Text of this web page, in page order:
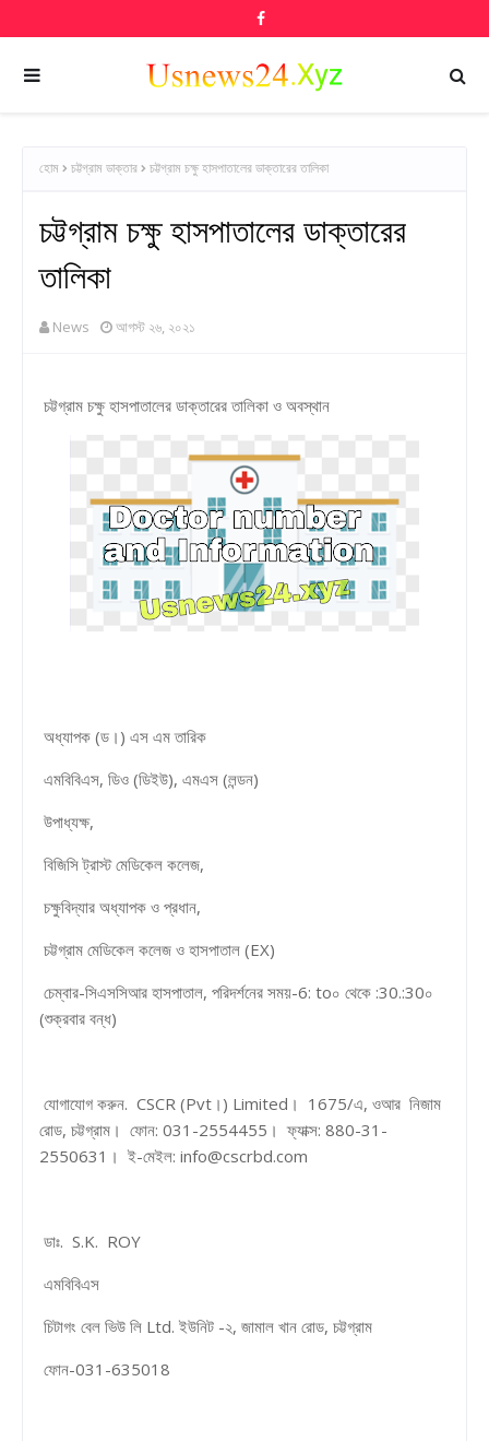
হোম চট্টগ্রাম ডাক্তার চট্টগ্রাম চক্ষু হাসপাতালের ডাক্তারের তালিকা
চট্টগ্রাম চক্ষু হাসপাতালের ডাক্তারের
তালিকা
News আগস্ট ২৬, ২০২১
চট্টগ্রাম চক্ষু হাসপাতালের ডাক্তারের তালিকা ও অবস্থান
অধ্যাপক (ড।) এস এম তারিক
এমবিবিএস, ডিও (ডিইউ), এমএস (লন্ডন)
উপাধ্যক্ষ,
বিজিসি ট্রাস্ট মেডিকেল কলেজ,
চক্ষুবিদ্যার অধ্যাপক ও প্রধান,
চট্টগ্রাম মেডিকেল কলেজ ও হাসপাতাল (EX)
চেম্বার-সিএসসিআর হাসপাতাল, পরিদর্শনের সময়-6: to০ থেকে :30.:30০
(শুক্রবার বন্ধ)
যোগাযোগ করুন. CSCR (Pvt।) Limited। 1675/এ, ওআর নিজাম
রোড, চট্টগ্রাম। ফোন: 031-2554455। ফ্যাক্স: 880-31-
2550631। ই-মেইল: info@cscrbd.com
ডাঃ. S.K. ROY
এমবিবিএস
চিটাগং বেল ভিউ লি Ltd. ইউনিট -২, জামাল খান রোড, চট্টগ্রাম
ফোন-031-635018